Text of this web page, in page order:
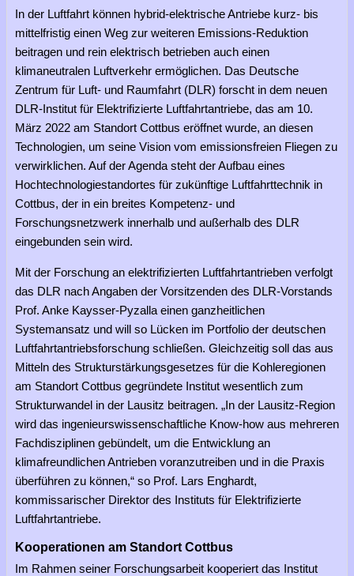
In der Luftfahrt können hybrid-elektrische Antriebe kurz- bis
mittelfristig einen Weg zur weiteren Emissions-Reduktion
beitragen und rein elektrisch betrieben auch einen
klimaneutralen Luftverkehr ermöglichen. Das Deutsche
Zentrum für Luft- und Raumfahrt (DLR) forscht in dem neuen
DLR-Institut für Elektrifizierte Luftfahrtantriebe, das am 10.
März 2022 am Standort Cottbus eröffnet wurde, an diesen
Technologien, um seine Vision vom emissionsfreien Fliegen zu
verwirklichen. Auf der Agenda steht der Aufbau eines
Hochtechnologiestandortes für zukünftige Luftfahrttechnik in
Cottbus, der in ein breites Kompetenz- und
Forschungsnetzwerk innerhalb und außerhalb des DLR
eingebunden sein wird.
Mit der Forschung an elektrifizierten Luftfahrtantrieben verfolgt
das DLR nach Angaben der Vorsitzenden des DLR-Vorstands
Prof. Anke Kaysser-Pyzalla einen ganzheitlichen
Systemansatz und will so Lücken im Portfolio der deutschen
Luftfahrtantriebsforschung schließen. Gleichzeitig soll das aus
Mitteln des Strukturstärkungsgesetzes für die Kohleregionen
am Standort Cottbus gegründete Institut wesentlich zum
Strukturwandel in der Lausitz beitragen. „In der Lausitz-Region
wird das ingenieurswissenschaftliche Know-how aus mehreren
Fachdisziplinen gebündelt, um die Entwicklung an
klimafreundlichen Antrieben voranzutreiben und in die Praxis
überführen zu können,“ so Prof. Lars Enghardt,
kommissarischer Direktor des Instituts für Elektrifizierte
Luftfahrtantriebe.
Kooperationen am Standort Cottbus
Im Rahmen seiner Forschungsarbeit kooperiert das Institut